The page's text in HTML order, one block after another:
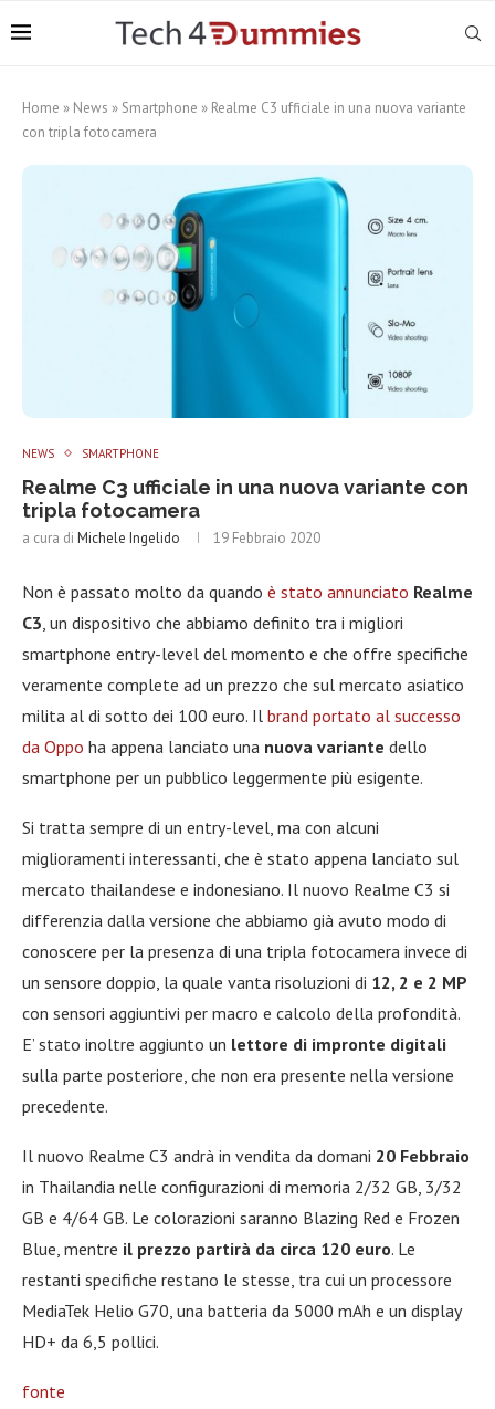
Home » News » Smartphone » Realme C3 ufficiale in una nuova variante
con tripla fotocamera
NEWS SMARTPHONE
Realme C3 ufficiale in una nuova variante con
tripla fotocamera
a cura di Michele Ingelido 19 Febbraio 2020
Non è passato molto da quando è stato annunciato Realme
C3 , un dispositivo che abbiamo definito tra i migliori
smartphone entry-level del momento e che offre specifiche
veramente complete ad un prezzo che sul mercato asiatico
milita al di sotto dei 100 euro. Il brand portato al successo
da Oppo ha appena lanciato una nuova variante dello
smartphone per un pubblico leggermente più esigente.
Si tratta sempre di un entry-level, ma con alcuni
miglioramenti interessanti, che è stato appena lanciato sul
mercato thailandese e indonesiano. Il nuovo Realme C3 si
differenzia dalla versione che abbiamo già avuto modo di
conoscere per la presenza di una tripla fotocamera invece di
un sensore doppio, la quale vanta risoluzioni di 12, 2 e 2 MP
con sensori aggiuntivi per macro e calcolo della profondità.
E’ stato inoltre aggiunto un lettore di impronte digitali
sulla parte posteriore, che non era presente nella versione
precedente.
Il nuovo Realme C3 andrà in vendita da domani 20 Febbraio
in Thailandia nelle configurazioni di memoria 2/32 GB, 3/32
GB e 4/64 GB. Le colorazioni saranno Blazing Red e Frozen
Blue, mentre il prezzo partirà da circa 120 euro. Le
restanti specifiche restano le stesse, tra cui un processore
MediaTek Helio G70, una batteria da 5000 mAh e un display
HD+ da 6,5 pollici.
fonte